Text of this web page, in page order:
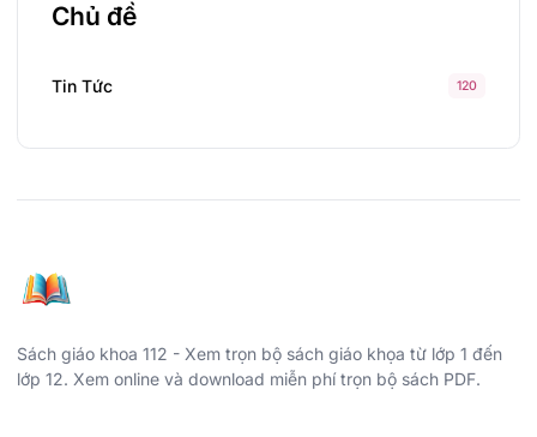
Chủ đề
Tin Tức 120
Sách giáo khoa 112 - Xem trọn bộ sách giáo khọa từ lớp 1 đến
lớp 12. Xem online và download miễn phí trọn bộ sách PDF.